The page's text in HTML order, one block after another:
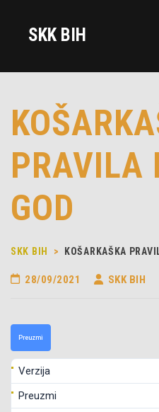
SKK BIH
PRAVILA
GOD
SKK BIH > KOŠARKAŠKA
28/09/2021 SKK BIH
Preuzmi
Verzija
Preuzmi